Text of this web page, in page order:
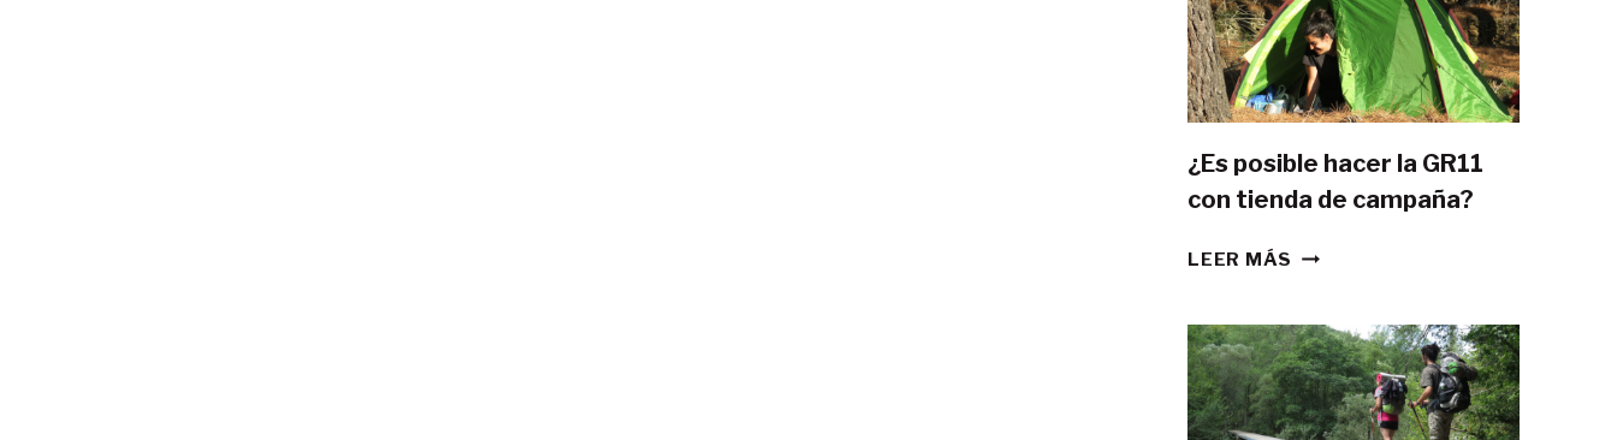
¿Es posible hacer la GR11
con tienda de campaña?
LEER MÁS ¿ES
LA
GR11
CON
TIENDA